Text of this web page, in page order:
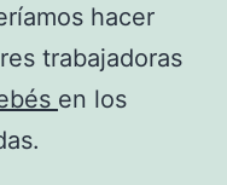
hacer
trabajadoras
en los